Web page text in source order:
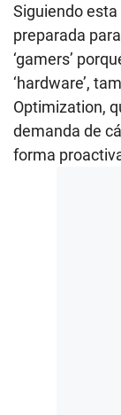
Siguiendo
preparada
‘gamers’
‘hardware’,
Optimization,
demanda de
forma